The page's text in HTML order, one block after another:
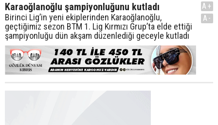
Karaoğlanoğlu şampiyonluğunu kutladı
Birinci Lig’in yeni ekiplerinden Karaoğlanoğlu,
geçtiğimiz sezon BTM 1. Lig Kırmızı Grup’ta elde ettiği
şampiyonluğu dün akşam düzenlediği geceyle kutladı
A+
A-